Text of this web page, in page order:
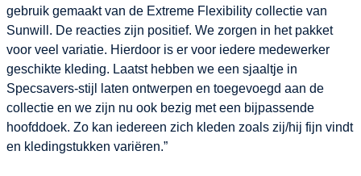
gebruik gemaakt van de Extreme Flexibility collectie van
Sunwill. De reacties zijn positief. We zorgen in het pakket
voor veel variatie. Hierdoor is er voor iedere medewerker
geschikte kleding. Laatst hebben we een sjaaltje in
Specsavers-stijl laten ontwerpen en toegevoegd aan de
collectie en we zijn nu ook bezig met een bijpassende
hoofddoek. Zo kan iedereen zich kleden zoals zij/hij fijn vindt
en kledingstukken variëren.”